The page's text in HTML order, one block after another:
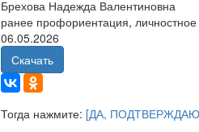
Брехова Надежда Валентиновна
ранее профориентация,
06.05.2026
Скачать
Тогда нажмите: [ДА,